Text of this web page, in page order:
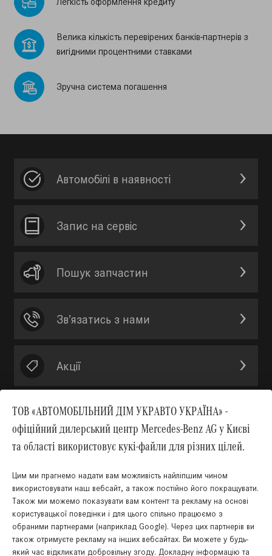
Велика кiлькiсть перевiрених банкiв-партнерiв з
вигiдними процентними ставками
Зручна система погашення
ТОВ «АВТОМОБІЛЬНИЙ ДІМ УКРАВТО УКРАЇНА» -
офіційний дилерський центр Mercedes-Benz AG у Києві
та області використовує кукі-файли для різних цілей.
Цим ми прагнемо надати вам можливість найліпшим чином
використовувати наш вебсайт, а також постійно його покращувати.
Також ми можемо показувати вам контент та рекламу на основі
користувацької поведінки і для цього спільно працюємо з
обраними партнерами (наприклад Google). Через цих партнерів ви
також отримуєте рекламу на інших вебсайтах. Ви можете у будь-
який час відкликати добровільну згоду. Докладну інформацію та
Автомобілі в наявності
Запис на сервic
Пошук запчастин
Зв’язатись з нами
Акції
Вгору